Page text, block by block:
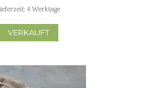
4 Werktage
VERKAUFT